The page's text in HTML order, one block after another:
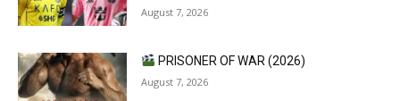
August 7, 2026
PRISONER OF WAR (2026)
August 7, 2026